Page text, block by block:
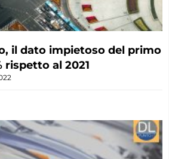
il dato impietoso del primo
rispetto al 2021